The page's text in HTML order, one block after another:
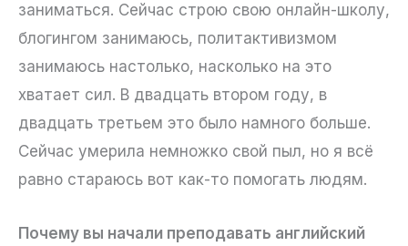
заниматься. Сейчас строю свою онлайн-школу,
блогингом занимаюсь, политактивизмом
занимаюсь настолько, насколько на это
хватает сил. В двадцать втором году, в
двадцать третьем это было намного больше.
Сейчас умерила немножко свой пыл, но я всё
равно стараюсь вот как-то помогать людям.
Почему вы начали преподавать английский